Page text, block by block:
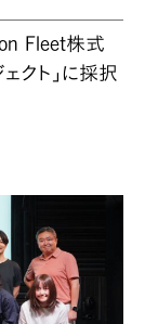
Fleet株式
クト」に採択